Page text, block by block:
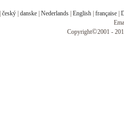
český| danske| Nederlands| English| française|
Copyright©2001 -